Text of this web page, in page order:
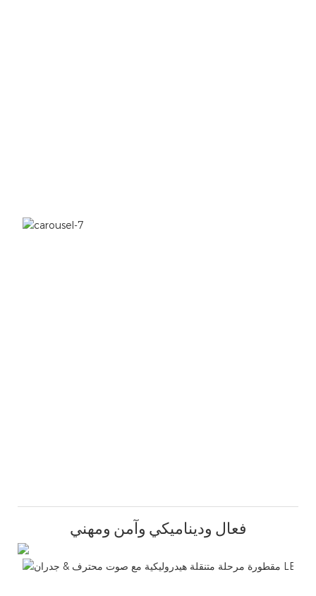
فعال وديناميكي وآمن ومهني